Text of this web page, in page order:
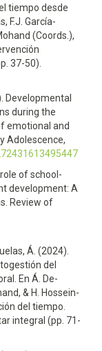
tiempo desde
F.J. García-
(Coords.),
37-50).
Developmental
during the
emotional and
Adolescence,
role of school-
development: A
Review of
Á. (2024).
del
En Á. De-
& H. Hossein-
del tiempo.
integral (pp. 71-